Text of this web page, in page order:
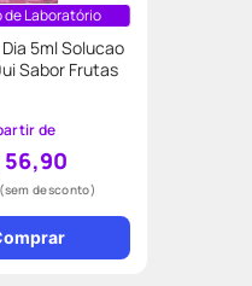
de Laboratório
5ml Solucao
Sabor Frutas
de
56,90
(sem desconto)